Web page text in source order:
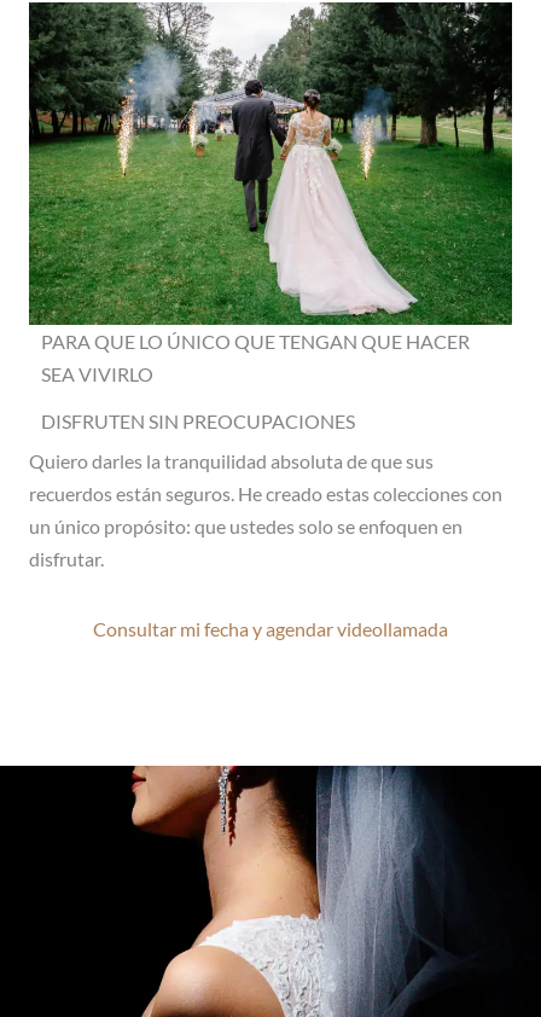
PARA QUE LO ÚNICO QUE TENGAN QUE HACER
SEA VIVIRLO
DISFRUTEN SIN PREOCUPACIONES
Quiero darles la tranquilidad absoluta de que sus
recuerdos están seguros. He creado estas colecciones con
un único propósito: que ustedes solo se enfoquen en
disfrutar.
Consultar mi fecha y agendar videollamada